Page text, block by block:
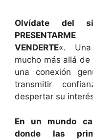
Olvídate del
VENDERTE«.
mucho más allá
una conexión
transmitir
despertar su
En un mundo
donde las